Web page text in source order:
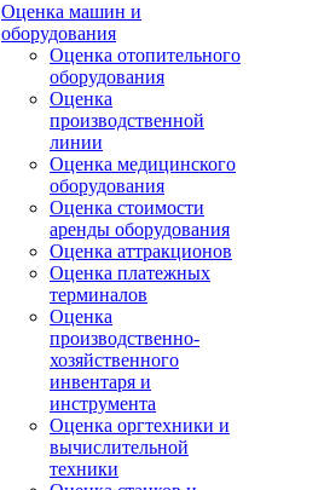
Оценка машин и
оборудования
Оценка отопительного
оборудования
Оценка
производственной
линии
Оценка медицинского
оборудования
Оценка стоимости
аренды оборудования
Оценка аттракционов
Оценка платежных
терминалов
Оценка
производственно-
хозяйственного
инвентаря и
инструмента
Оценка оргтехники и
вычислительной
техники